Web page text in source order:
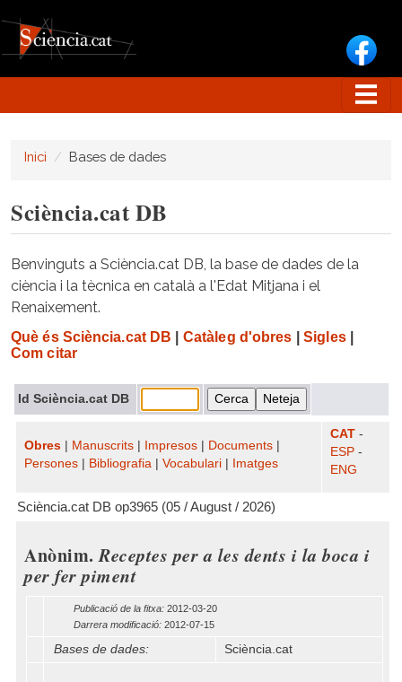
Inici Bases de dades
Sciència.cat DB
Benvinguts a Sciència.cat DB, la base de dades de la
ciència i la tècnica en català a l'Edat Mitjana i el
Renaixement.
Què és Sciència.cat DB Catàleg d'obres Sigles|
Com citar
Id Sciència.cat DB
Obres Manuscrits Impresos Documents
Persones
Bibliografia Vocabulari Imatges
CAT -
ESP -
ENG
Sciència.cat DB op3965 (05 / August / 2026)
Anònim.Receptes per a les dents i la boca i
per fer piment
Publicació de la fitxa: 2012-03-20
Darrera modificació: 2012-07-15
Bases de dades: Sciència.cat